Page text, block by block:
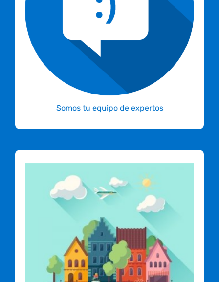
Somos tu equipo de expertos
diseño de redes y administración de
servidores. Si necesitas infraestructura para
tu ERP, CRM, CMS o para lo que deseas, ellos
están para ayudarte.
Por la velocidad, respaldo y
tecnología, somos el mejor
hosting para tu sitio.
Garantizado!
Con la mejor infraestructura de hosting
diseñada especialmente para sitios web
hechos en Colombia, nunca más pensarás en